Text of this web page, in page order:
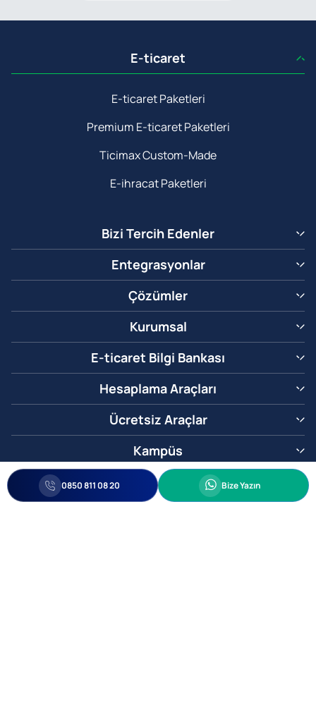
E-ticaret
E-ticaret Paketleri
Premium E-ticaret Paketleri
Ticimax Custom-Made
E-ihracat Paketleri
Bizi Tercih Edenler
Entegrasyonlar
Çözümler
Kurumsal
E-ticaret Bilgi Bankası
Hesaplama Araçları
Ücretsiz Araçlar
Kampüs
0850 811 08 20 Whatsapp
Bize Yazın
0850 811 08 20